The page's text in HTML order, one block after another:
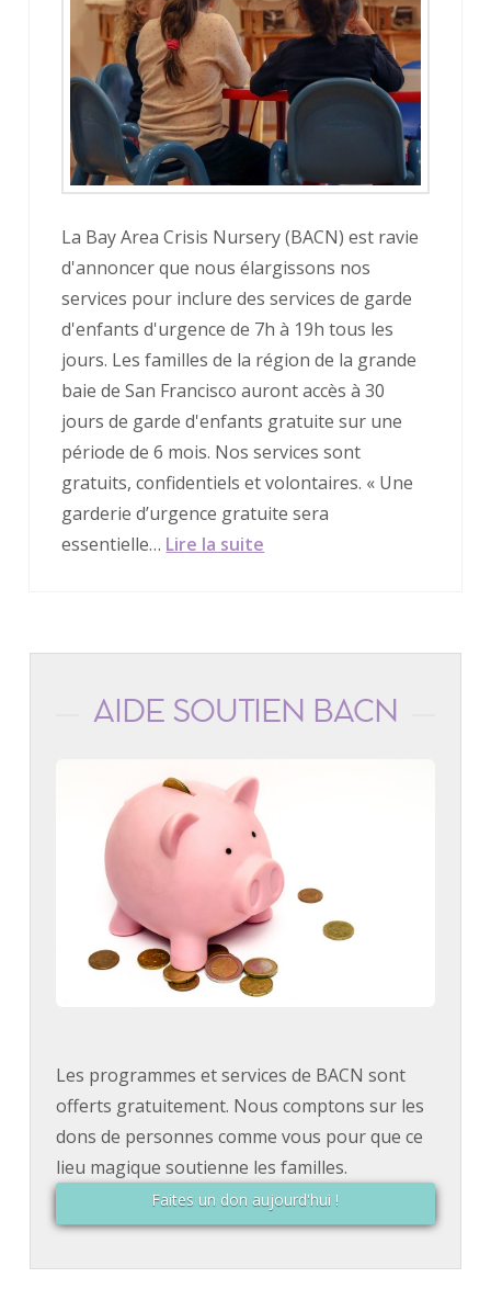
La Bay Area Crisis Nursery (BACN) est ravie
d'annoncer que nous élargissons nos
services pour inclure des services de garde
d'enfants d'urgence de 7h à 19h tous les
jours. Les familles de la région de la grande
baie de San Francisco auront accès à 30
jours de garde d'enfants gratuite sur une
période de 6 mois. Nos services sont
gratuits, confidentiels et volontaires. « Une
garderie d’urgence gratuite sera
essentielle… Lire la suite
AIDE SOUTIEN BACN
Les programmes et services de BACN sont
offerts gratuitement. Nous comptons sur les
dons de personnes comme vous pour que ce
lieu magique soutienne les familles.
Faites un don aujourd'hui !